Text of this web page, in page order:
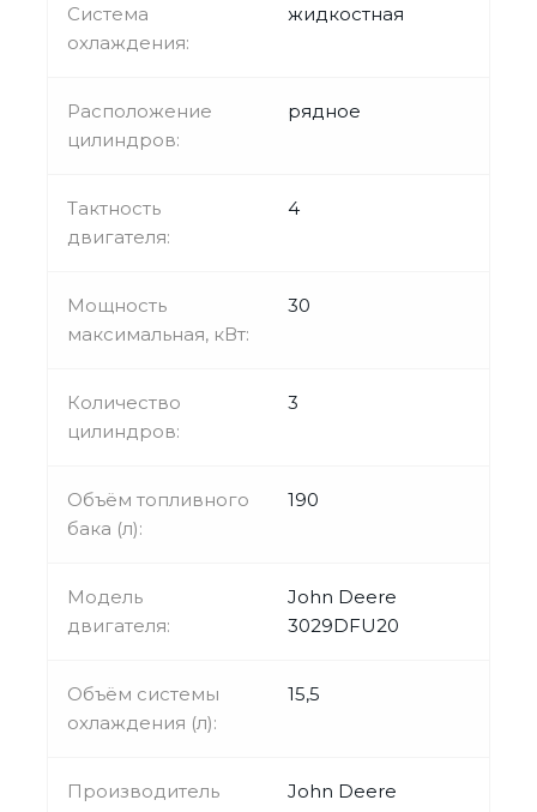
Система
охлаждения:
жидкостная
Расположение
цилиндров:
рядное
Тактность
двигателя:
4
Мощность
максимальная, кВт:
30
Количество
цилиндров:
3
Объём топливного
бака (л):
190
Модель
двигателя:
John Deere
3029DFU20
Объём системы
охлаждения (л):
15,5
Производитель
John Deere